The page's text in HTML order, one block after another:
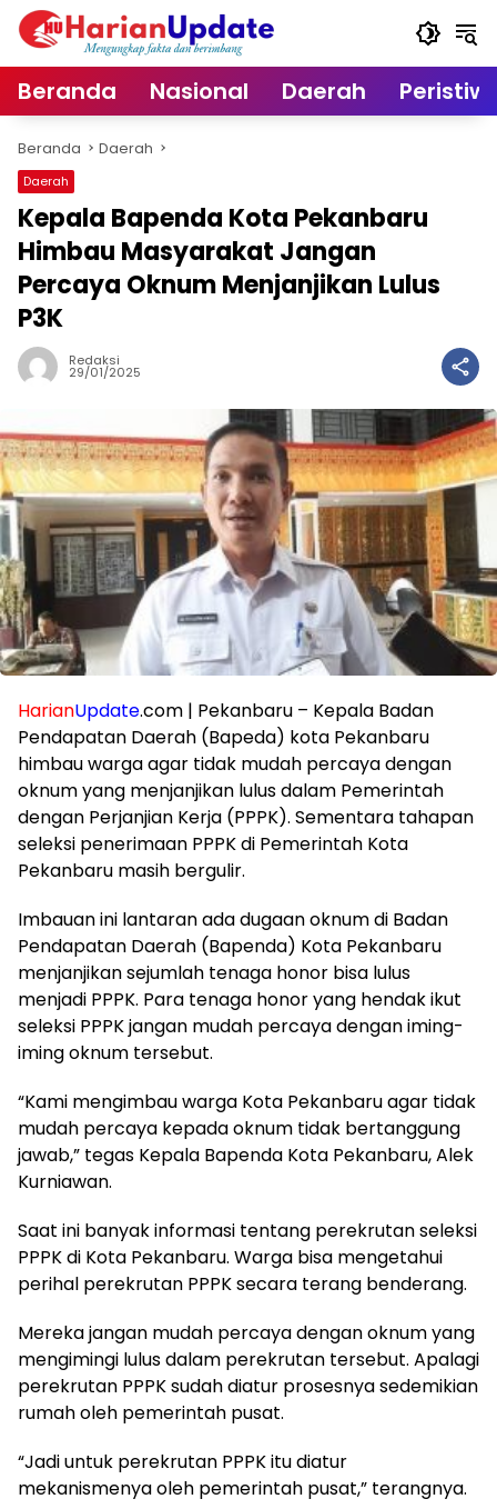
Langsung
Beranda Nasional Daerah
Beranda Daerah
Daerah
Kepala Bapenda Kota Pekanbaru
Himbau Masyarakat Jangan
Percaya Oknum Menjanjikan Lulus
P3K
Redaksi
29/01/2025
HarianUpdate.com | Pekanbaru – Kepala Badan
Pendapatan Daerah (Bapeda) kota Pekanbaru
himbau warga agar tidak mudah percaya dengan
oknum yang menjanjikan lulus dalam Pemerintah
dengan Perjanjian Kerja (PPPK). Sementara tahapan
seleksi penerimaan PPPK di Pemerintah Kota
Pekanbaru masih bergulir.
Imbauan ini lantaran ada dugaan oknum di Badan
Pendapatan Daerah (Bapenda) Kota Pekanbaru
menjanjikan sejumlah tenaga honor bisa lulus
menjadi PPPK. Para tenaga honor yang hendak ikut
seleksi PPPK jangan mudah percaya dengan iming-
iming oknum tersebut.
“Kami mengimbau warga Kota Pekanbaru agar tidak
mudah percaya kepada oknum tidak bertanggung
jawab,” tegas Kepala Bapenda Kota Pekanbaru, Alek
Kurniawan.
Saat ini banyak informasi tentang perekrutan seleksi
PPPK di Kota Pekanbaru. Warga bisa mengetahui
perihal perekrutan PPPK secara terang benderang.
Mereka jangan mudah percaya dengan oknum yang
mengimingi lulus dalam perekrutan tersebut. Apalagi
perekrutan PPPK sudah diatur prosesnya sedemikian
rumah oleh pemerintah pusat.
“Jadi untuk perekrutan PPPK itu diatur
mekanismenya oleh pemerintah pusat,” terangnya.